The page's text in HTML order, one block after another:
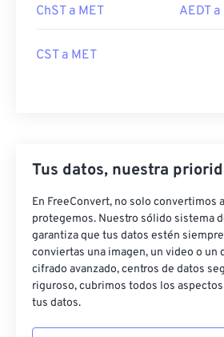
ChST a MET AEDT a
CST a MET
Tus datos, nuestra
En FreeConvert, no solo convertimos
protegemos. Nuestro sólido sistema
garantiza que tus datos estén
conviertas una imagen, un video o un
cifrado avanzado, centros de datos
riguroso, cubrimos todos los
tus datos.